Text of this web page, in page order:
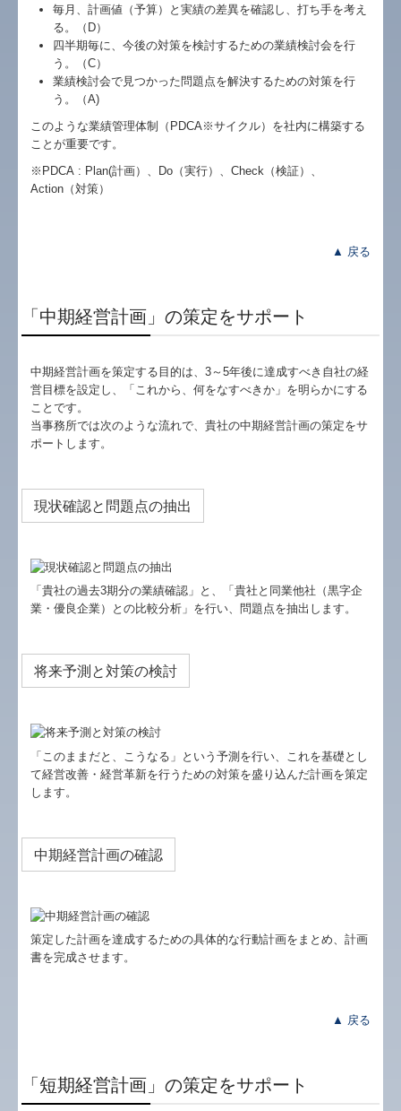
スタッフ紹介
金融機関の皆様へ
経営改善の支援
セミナー案内
料金について
部門別業績管理の導入
事業計画の作成
スマート業績確認機能
月次決算速報サービス
よくある質問
TKCシステムQ&A
補助金・助成金・融資情報
関与先向け融資商品ご紹介
個人情報保護方針
関連リンク
リンク集
毎月、計画値（予算）と実績の差異を確認し、打ち手を考え
る。（D）
四半期毎に、今後の対策を検討するための業績検討会を行
う。（C）
業績検討会で見つかった問題点を解決するための対策を行
う。（A)
このような業績管理体制（PDCA※サイクル）を社内に構築する
ことが重要です。
※PDCA : Plan(計画）、Do（実行）、Check（検証）、
Action（対策）
▲ 戻る
「中期経営計画」の策定をサポート
中期経営計画を策定する目的は、3～5年後に達成すべき自社の経
営目標を設定し、「これから、何をなすべきか」を明らかにする
ことです。
当事務所では次のような流れで、貴社の中期経営計画の策定をサ
ポートします。
現状確認と問題点の抽出
「貴社の過去3期分の業績確認」と、「貴社と同業他社（黒字企
業・優良企業）との比較分析」を行い、問題点を抽出します。
将来予測と対策の検討
「このままだと、こうなる」という予測を行い、これを基礎とし
て経営改善・経営革新を行うための対策を盛り込んだ計画を策定
します。
中期経営計画の確認
策定した計画を達成するための具体的な行動計画をまとめ、計画
書を完成させます。
▲ 戻る
「短期経営計画」の策定をサポート